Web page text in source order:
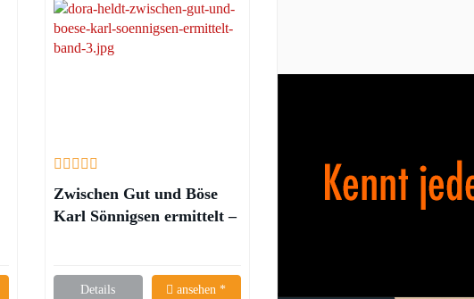
Zwischen Gut und Böse
Karl Sönnigsen ermittelt –
Details ansehen *